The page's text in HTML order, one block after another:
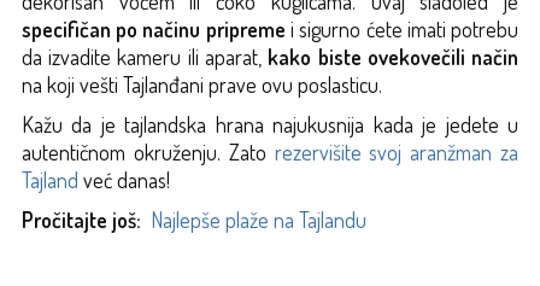
specifičan po načinu pripreme i sigurno ćete imati potrebu
da izvadite kameru ili aparat, kako biste ovekovečili način
na koji vešti Tajlanđani prave ovu poslasticu.
Kažu da je tajlandska hrana najukusnija kada je jedete u
autentičnom okruženju. Zato rezervišite svoj aranžman za
Tajland već danas!
Pročitajte još: Najlepše plaže na Tajlandu